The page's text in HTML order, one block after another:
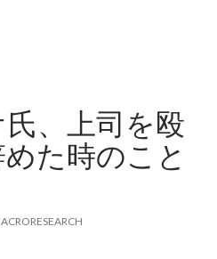
、上司を殴
た時のこと